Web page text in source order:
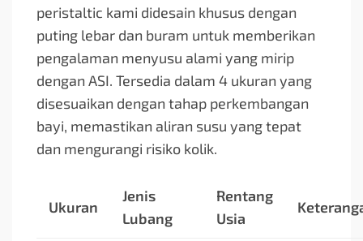
peristaltic kami didesain khusus dengan
puting lebar dan buram untuk memberikan
pengalaman menyusu alami yang mirip
dengan ASI. Tersedia dalam 4 ukuran yang
disesuaikan dengan tahap perkembangan
bayi, memastikan aliran susu yang tepat
dan mengurangi risiko kolik.
Ukuran
Jenis
Lubang
Rentang
Usia